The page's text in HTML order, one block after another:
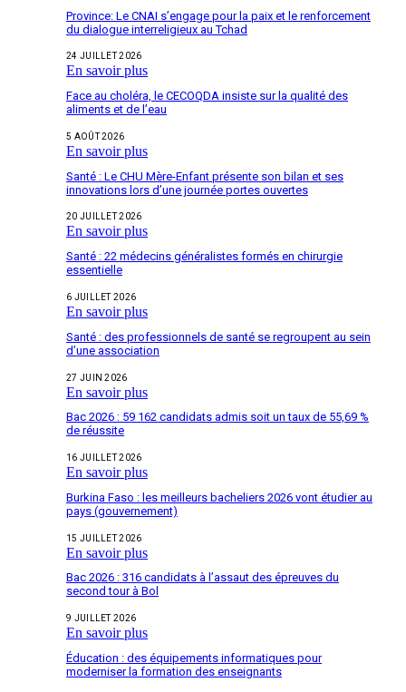
Province: Le CNAI s’engage pour la paix et le renforcement
du dialogue interreligieux au Tchad
24 JUILLET 2026
En savoir plus
Face au choléra, le CECOQDA insiste sur la qualité des
aliments et de l’eau
5 AOÛT 2026
En savoir plus
Santé : Le CHU Mère-Enfant présente son bilan et ses
innovations lors d’une journée portes ouvertes
20 JUILLET 2026
En savoir plus
Santé : 22 médecins généralistes formés en chirurgie
essentielle
6 JUILLET 2026
En savoir plus
Santé : des professionnels de santé se regroupent au sein
d’une association
27 JUIN 2026
En savoir plus
Bac 2026 : 59 162 candidats admis soit un taux de 55,69 %
de réussite
16 JUILLET 2026
En savoir plus
Burkina Faso : les meilleurs bacheliers 2026 vont étudier au
pays (gouvernement)
15 JUILLET 2026
En savoir plus
Bac 2026 : 316 candidats à l’assaut des épreuves du
second tour à Bol
9 JUILLET 2026
En savoir plus
Éducation : des équipements informatiques pour
moderniser la formation des enseignants